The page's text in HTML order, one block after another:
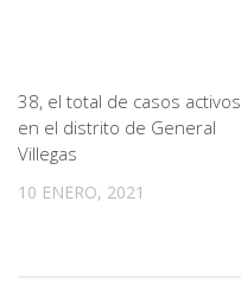
38, el total de casos activos
en el distrito de General
Villegas
10 ENERO, 2021